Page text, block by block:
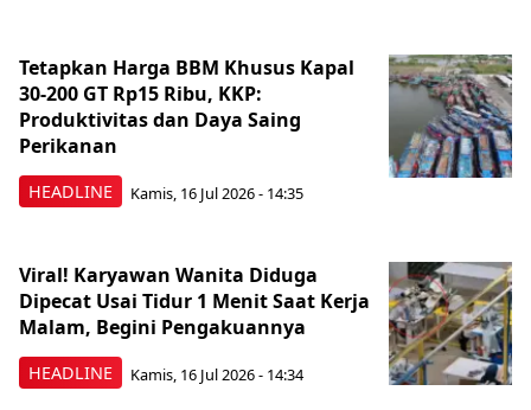
HEADLINE
Tetapkan Harga BBM Khusus Kapal
30-200 GT Rp15 Ribu, KKP:
Produktivitas dan Daya Saing
Perikanan
Kamis, 16 Jul 2026 - 14:35
HEADLINE
Viral! Karyawan Wanita Diduga
Dipecat Usai Tidur 1 Menit Saat Kerja
Malam, Begini Pengakuannya
Kamis, 16 Jul 2026 - 14:34